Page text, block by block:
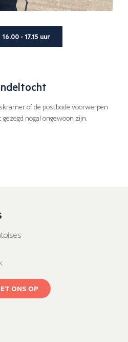
16.00 - 17.15 uur
of de postbode voorwerpen
nogal ongewoon zijn.
ONS OP